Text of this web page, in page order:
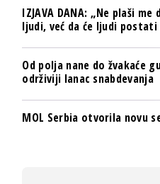
IZJAVA DANA: „Ne plaši
ljudi, već da će ljudi postati
Od polja nane do žvakaće
održiviji lanac snabdevanja
MOL Serbia otvorila novu